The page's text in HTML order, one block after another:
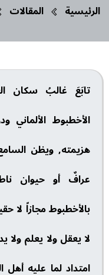
الرئيسية المقالات
تابَعَ غالبُ سكان
الأخطبوط الألماني
هزيمته, ويظن
عرافٌ أو حيوان
بالأخطبوط مجازاً لا
لا يعقل ولا يعلم ولا
امتداد لما عليه